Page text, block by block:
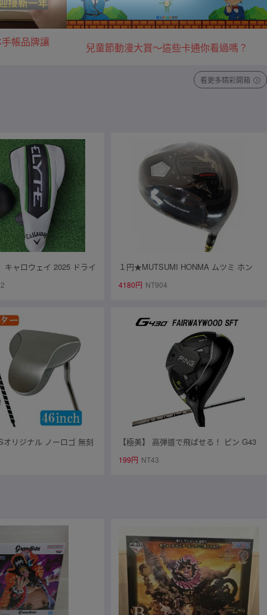
帳品牌讓 兒童節動漫大賞～這些卡通你看過嗎？
看更多精彩開箱
キャロウェイ 2025 ドライ
10.5 VENTUS GREEN 5
１円★MUTSUMI HONMA ムツミ ホン
マ 鳳凰 -NEW MH488MAX- 高反発 チ
4180円 NT904
リジナル ノーロゴ 無刻
【極美】 高弾道で飛ばせる！ ピン G43
0 MAX 5W 18° PING TOUR 2.0 CHROM
199円 NT43